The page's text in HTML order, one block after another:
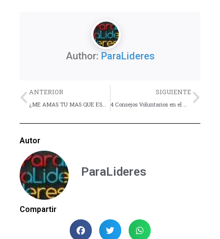
Author: ParaLideres
Previo
ANTERIOR
¿ME AMAS TU MAS QUE ESTO?
SIGUIENTE
4 Consejos Voluntarios en el Ministerio Juvenil
Autor
ParaLideres
Compartir